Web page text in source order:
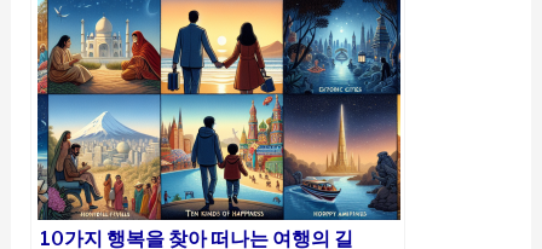
10가지 행복을 찾아 떠나는 여행의 길